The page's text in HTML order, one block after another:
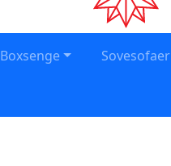
Boxsenge Sovesofaer